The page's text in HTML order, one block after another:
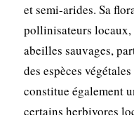
et semi-arides. Sa
pollinisateurs locaux,
abeilles sauvages,
des espèces
constitue également
certains herbivores